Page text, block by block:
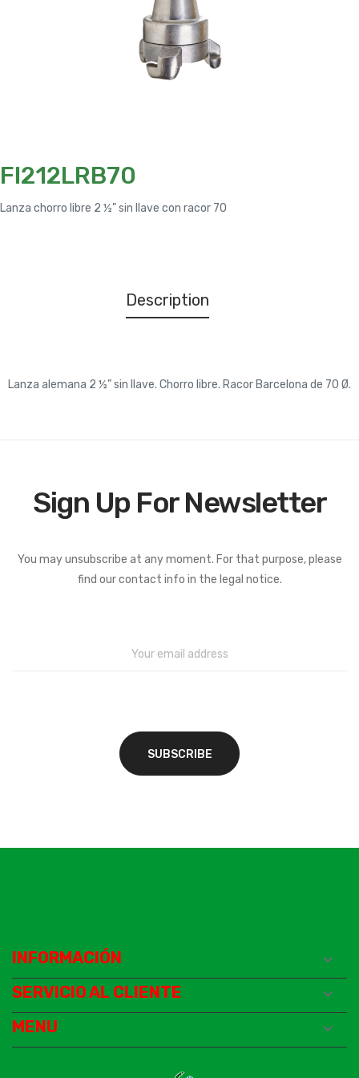
FI212LRB70
Lanza chorro libre 2 ½” sin llave con racor 70
Description
Lanza alemana 2 ½” sin llave. Chorro libre. Racor Barcelona de 70 Ø.
Sign Up For Newsletter
You may unsubscribe at any moment. For that purpose, please
find our contact info in the legal notice.
INFORMACIÓN

SERVICIO AL CLIENTE

MENU
